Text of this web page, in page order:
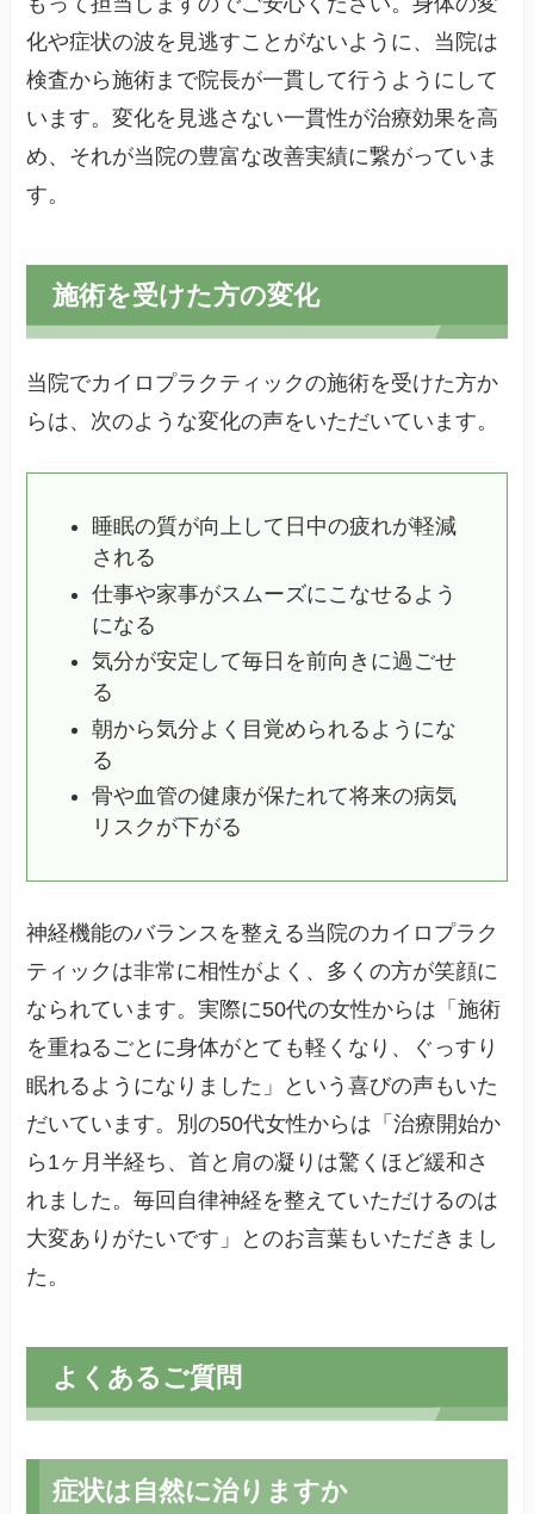
化や症状の波を見逃すことがないように、当院は
検査から施術まで院長が一貫して行うようにして
います。変化を見逃さない一貫性が治療効果を高
め、それが当院の豊富な改善実績に繋がっていま
す。
施術を受けた方の変化
当院でカイロプラクティックの施術を受けた方か
らは、次のような変化の声をいただいています。
睡眠の質が向上して日中の疲れが軽減
される
仕事や家事がスムーズにこなせるよう
になる
気分が安定して毎日を前向きに過ごせ
る
朝から気分よく目覚められるようにな
る
骨や血管の健康が保たれて将来の病気
リスクが下がる
神経機能のバランスを整える当院のカイロプラク
ティックは非常に相性がよく、多くの方が笑顔に
なられています。実際に50代の女性からは「施術
を重ねるごとに身体がとても軽くなり、ぐっすり
眠れるようになりました」という喜びの声もいた
だいています。別の50代女性からは「治療開始か
ら1ヶ月半経ち、首と肩の凝りは驚くほど緩和さ
れました。毎回自律神経を整えていただけるのは
大変ありがたいです」とのお言葉もいただきまし
た。
よくあるご質問
症状は自然に治りますか